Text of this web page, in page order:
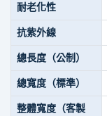
耐老化性
抗紫外線
總長度（公制）
總寬度（標準）
整體寬度（客製